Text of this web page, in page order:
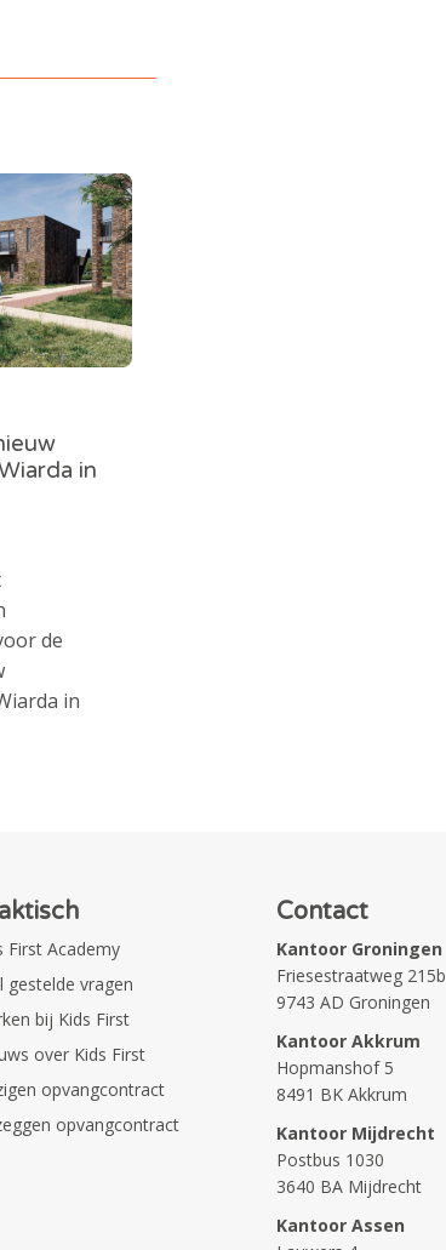
in
de
in
First Academy
gestelde vragen
bij Kids First
over Kids First
opvangcontract
opvangcontract
Contact
Kantoor Groningen
Friesestraatweg 215b
9743 AD Groningen
Kantoor Akkrum
Hopmanshof 5
8491 BK Akkrum
Kantoor Mijdrecht
Postbus 1030
3640 BA Mijdrecht
Kantoor Assen